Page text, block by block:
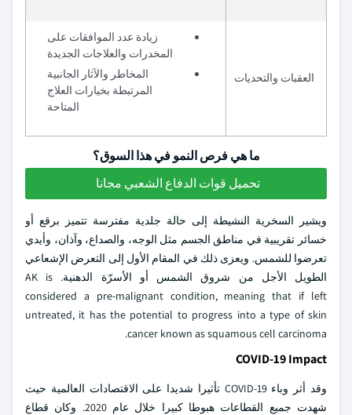
العقبات والتحديات
زيادة عدد الموافقات على
المخدرات والعلاجات الجديدة
المخاطر والآثار الجانبية
المرتبطة بخيارات العلاج
المتاحة
ما هي فرص النمو في هذا السوق؟
تحميل قوات الدفاع الشعبي مجانا
ويشير السخرية النشيطة إلى حالة جلدية مفترسة تتميز برقع أو
خسائر تقريبية في مناطق الجسم مثل الوجه، والصداع، وآذان، وأيدي
تعرضوا للشمس. ويعزى ذلك في المقام الأول إلى التعرض الإشعاعي
الطويل الأجل من شروق الشمس أو الأسرّة الدهنية. AK is
considered a pre-malignant condition, meaning that if left
untreated, it has the potential to progress into a type of skin
cancer known as squamous cell carcinoma.
COVID-19 Impact
وقد أثر وباء COVID-19 تأثيرا شديدا على الاقتصادات العالمية حيث
شهدت جميع القطاعات هبوطا كبيرا خلال عام 2020. وكان قطاع